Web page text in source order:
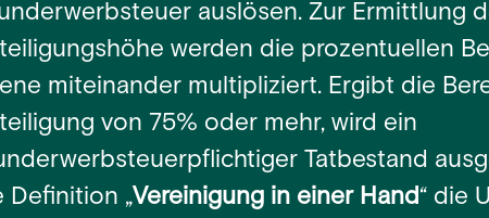
auslösen. Zur Ermittlung
werden die prozentuellen
miteinander multipliziert. Ergibt die
von 75% oder mehr, wird ein
Tatbestand
Definition „Vereinigung in einer Hand“ die